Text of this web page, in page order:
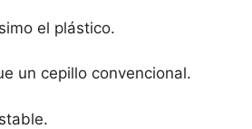
el plástico.
un cepillo convencional.